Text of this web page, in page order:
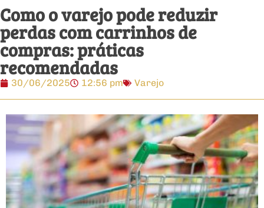
Como o varejo pode reduzir
perdas com carrinhos de
compras: práticas
recomendadas
30/06/2025 12:56 pm Varejo